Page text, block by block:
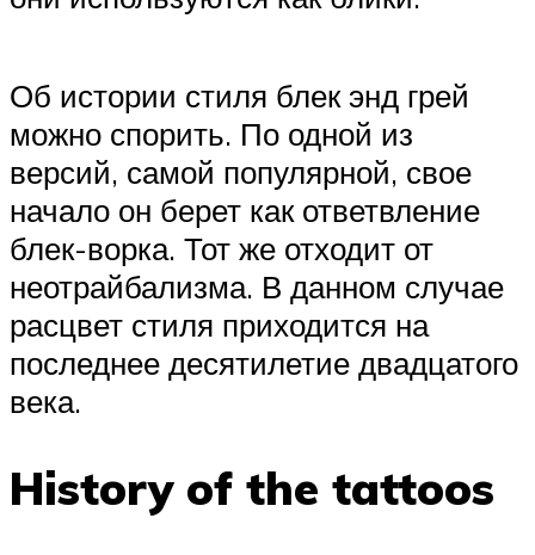
Об истории стиля блек энд грей
можно спорить. По одной из
версий, самой популярной, свое
начало он берет как ответвление
блек-ворка. Тот же отходит от
неотрайбализма. В данном случае
расцвет стиля приходится на
последнее десятилетие двадцатого
века.
History of the tattoos